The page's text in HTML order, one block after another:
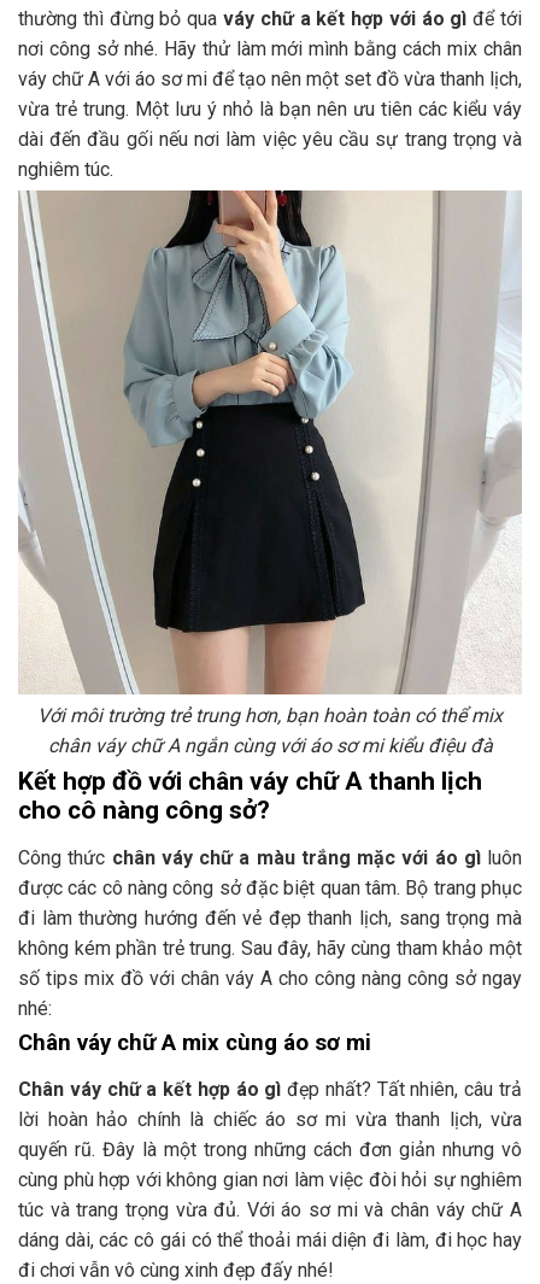
thường thì đừng bỏ qua váy chữ a kết hợp với áo gì để tới
nơi công sở nhé. Hãy thử làm mới mình bằng cách mix chân
váy chữ A với áo sơ mi để tạo nên một set đồ vừa thanh lịch,
vừa trẻ trung. Một lưu ý nhỏ là bạn nên ưu tiên các kiểu váy
dài đến đầu gối nếu nơi làm việc yêu cầu sự trang trọng và
nghiêm túc.
Với môi trường trẻ trung hơn, bạn hoàn toàn có thể mix
chân váy chữ A ngắn cùng với áo sơ mi kiểu điệu đà
Kết hợp đồ với chân váy chữ A thanh lịch
cho cô nàng công sở?
Công thức chân váy chữ a màu trắng mặc với áo gì luôn
được các cô nàng công sở đặc biệt quan tâm. Bộ trang phục
đi làm thường hướng đến vẻ đẹp thanh lịch, sang trọng mà
không kém phần trẻ trung. Sau đây, hãy cùng tham khảo một
số tips mix đồ với chân váy A cho công nàng công sở ngay
nhé:
Chân váy chữ A mix cùng áo sơ mi
Chân váy chữ a kết hợp áo gì đẹp nhất? Tất nhiên, câu trả
lời hoàn hảo chính là chiếc áo sơ mi vừa thanh lịch, vừa
quyến rũ. Đây là một trong những cách đơn giản nhưng vô
cùng phù hợp với không gian nơi làm việc đòi hỏi sự nghiêm
túc và trang trọng vừa đủ. Với áo sơ mi và chân váy chữ A
dáng dài, các cô gái có thể thoải mái diện đi làm, đi học hay
đi chơi vẫn vô cùng xinh đẹp đấy nhé!